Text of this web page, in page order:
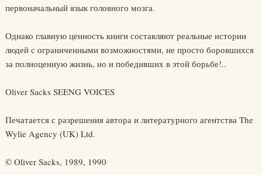
первоначальный язык головного мозга.
Однако главную ценность книги составляют реальные истории
людей с ограниченными возможностями, не просто боровшихся
за полноценную жизнь, но и победивших в этой борьбе!..
Oliver Sacks SEENG VOICES
Печатается с разрешения автора и литературного агентства The
Wylie Agency (UK) Ltd.
© Oliver Sacks, 1989, 1990